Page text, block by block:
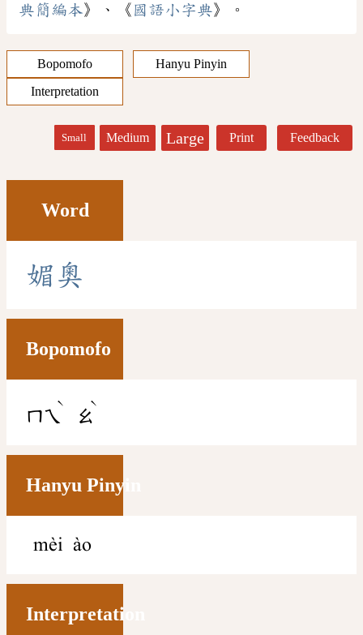
典簡編本》、《 國語小字典》。
Bopomofo
Hanyu Pinyin
Interpretation
Small Medium Large Print Feedback
Word
媚奧
Bopomofo
ㄇㄟ
ˋ
ㄠ
ˋ
Hanyu Pinyin
mèi ào
Interpretation